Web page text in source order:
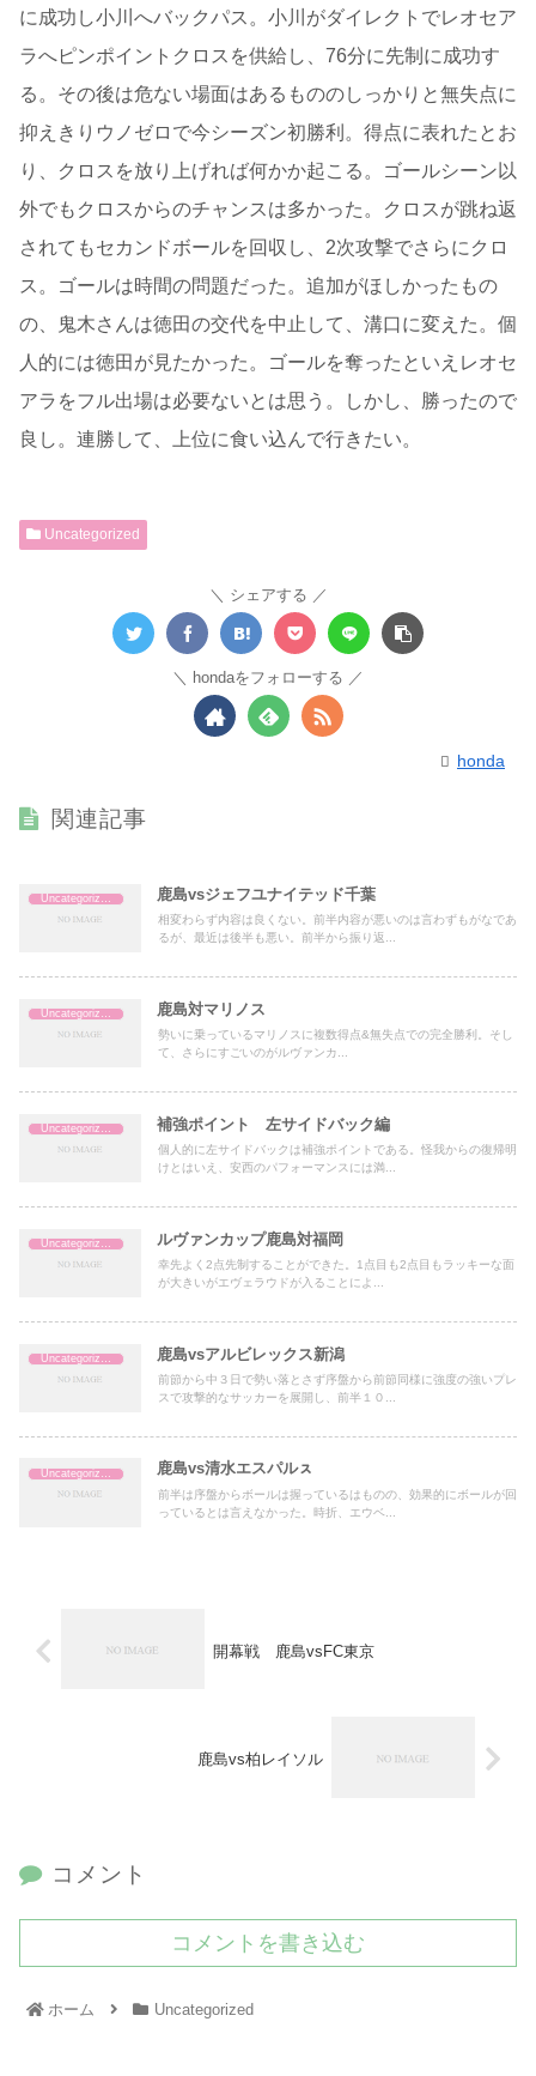
に成功し小川へバックパス。小川がダイレクトでレオセア
ラへピンポイントクロスを供給し、76分に先制に成功す
る。その後は危ない場面はあるもののしっかりと無失点に
抑えきりウノゼロで今シーズン初勝利。得点に表れたとお
り、クロスを放り上げれば何かか起こる。ゴールシーン以
外でもクロスからのチャンスは多かった。クロスが跳ね返
されてもセカンドボールを回収し、2次攻撃でさらにクロ
ス。ゴールは時間の問題だった。追加がほしかったもの
の、鬼木さんは徳田の交代を中止して、溝口に変えた。個
人的には徳田が見たかった。ゴールを奪ったといえレオセ
アラをフル出場は必要ないとは思う。しかし、勝ったので
良し。連勝して、上位に食い込んで行きたい。
Uncategorized
シェアする
hondaをフォローする
honda
関連記事
Uncategorized 鹿島vsジェフユナイテッド千葉
相変わらず内容は良くない。前半内容が悪いのは言わずもがなであ
るが、最近は後半も悪い。前半から振り返...
Uncategorized 鹿島対マリノス
勢いに乗っているマリノスに複数得点&無失点での完全勝利。そし
て、さらにすごいのがルヴァンカ...
Uncategorized 補強ポイント 左サイドバック編
個人的に左サイドバックは補強ポイントである。怪我からの復帰明
けとはいえ、安西のパフォーマンスには満...
ルヴァンカップ鹿島対福岡
幸先よく2点先制することができた。1点目も2点目もラッキーな面
が大きいがエヴェラウドが入ることによ...
鹿島vsアルビレックス新潟
前節から中３日で勢い落とさず序盤から前節同様に強度の強いプレ
スで攻撃的なサッカーを展開し、前半１０...
鹿島vs清水エスパルㇲ
前半は序盤からボールは握っているはものの、効果的にボールが回
っているとは言えなかった。時折、エウベ...
開幕戦 鹿島vsFC東京
鹿島vs柏レイソル
コメント
コメントを書き込む
ホーム Uncategorized